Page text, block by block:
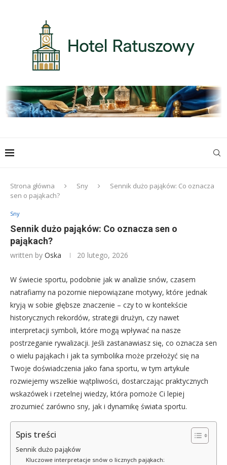
Strona główna Sny
Sennik dużo pająków: Co oznacza
sen o pająkach?
Sny
Sennik dużo pająków: Co oznacza sen o
pająkach?
written by Oska 20 lutego, 2026
W świecie sportu, podobnie jak w analizie snów, czasem
natrafiamy na pozornie niepowiązane motywy, które jednak
kryją w sobie głębsze znaczenie – czy to w kontekście
historycznych rekordów, strategii drużyn, czy nawet
interpretacji symboli, które mogą wpływać na nasze
postrzeganie rywalizacji. Jeśli zastanawiasz się, co oznacza sen
o wielu pająkach i jak ta symbolika może przełożyć się na
Twoje doświadczenia jako fana sportu, w tym artykule
rozwiejemy wszelkie wątpliwości, dostarczając praktycznych
wskazówek i rzetelnej wiedzy, która pomoże Ci lepiej
zrozumieć zarówno sny, jak i dynamikę świata sportu.
Spis treści
Sennik dużo pająków
Kluczowe interpretacje snów o licznych pająkach: